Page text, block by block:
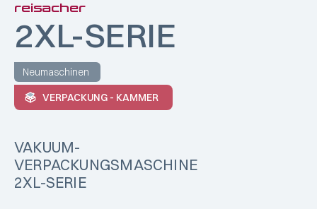
reisacher
2XL-SERIE
Neumaschinen
VERPACKUNG - KAMMER
VAKUUM-
VERPACKUNGSMASCHINE
2XL-SERIE